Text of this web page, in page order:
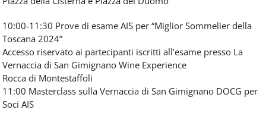
10:00-11:30 Prove di esame AIS per “Miglior Sommelier della
Toscana 2024”
Accesso riservato ai partecipanti iscritti all’esame presso La
Vernaccia di San Gimignano Wine Experience
Rocca di Montestaffoli
11:00 Masterclass sulla Vernaccia di San Gimignano DOCG per
Soci AIS